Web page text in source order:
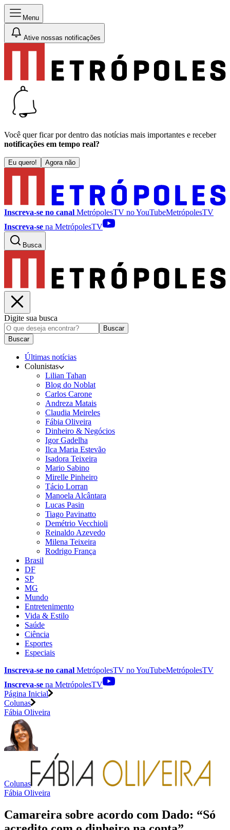
Menu
Ative nossas notificações
Você quer ficar por dentro das notícias mais importantes e receber
notificações em tempo real?
Eu quero! Agora não
Inscreva-se no canal MetrópolesTV noYouTubeMetrópolesTV
Inscreva-se na MetrópolesTV
Busca
Digite sua busca
Buscar
Buscar
Últimas notícias
Colunistas
Lilian Tahan
Blog do Noblat
Carlos Carone
Andreza Matais
Claudia Meireles
Fábia Oliveira
Dinheiro & Negócios
Igor Gadelha
Ilca Maria Estevão
Isadora Teixeira
Mario Sabino
Mirelle Pinheiro
Tácio Lorran
Manoela Alcântara
Lucas Pasin
Tiago Pavinatto
Demétrio Vecchioli
Reinaldo Azevedo
Milena Teixeira
Rodrigo França
Brasil
DF
SP
MG
Mundo
Entretenimento
Vida & Estilo
Saúde
Ciência
Esportes
Especiais
Inscreva-se no canal MetrópolesTV noYouTubeMetrópolesTV
Inscreva-se na MetrópolesTV
Página Inicial
Colunas
Fábia Oliveira
Colunas
Fábia Oliveira
Camareira sobre acordo com Dado: “Só